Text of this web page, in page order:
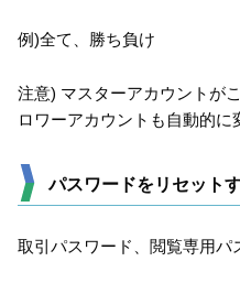
例)全て、勝ち負け
注意) マスターアカウントが
ロワーアカウントも自動的に
パスワードをリセット
取引パスワード、閲覧専用パ